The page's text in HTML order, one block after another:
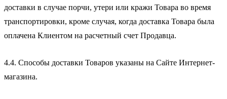
доставки в случае порчи, утери или кражи Товара во время
транспортировки, кроме случая, когда доставка Товара была
оплачена Клиентом на расчетный счет Продавца.
4.4. Способы доставки Товаров указаны на Сайте Интернет-
магазина.